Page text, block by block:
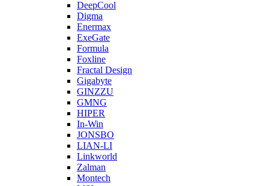
DeepCool
Digma
Enermax
ExeGate
Formula
Foxline
Fractal Design
Gigabyte
GINZZU
GMNG
HIPER
In-Win
JONSBO
LIAN-LI
Linkworld
Zalman
Montech